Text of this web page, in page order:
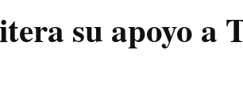
su apoyo a